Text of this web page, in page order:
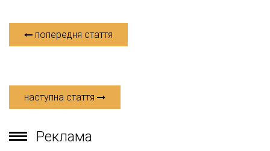
попередня стаття
наступна стаття
Реклама